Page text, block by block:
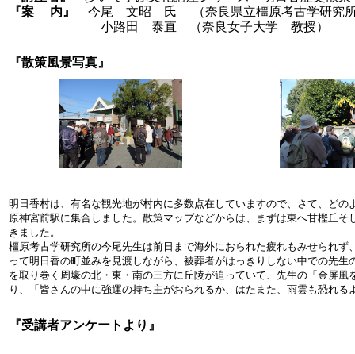
『案 内』
今尾 文昭 氏 （奈良県立橿原考古学研究
小路田 泰直 （奈良女子大学 教授）
『散策風景写真』
明日香村は、有名な観光地が村内に多数点在していますので、さて、ど
原神宮前駅に集合しました。散策マップなどからは、まずは東へ甘樫丘
きました。
橿原考古学研究所の今尾先生は前日まで海外におられた疲れもみせられ
って明日香の町並みを見渡しながら、被葬者がはっきりしない中での先
を取り巻く周壕の北・東・南の三方に丘陵が迫っていて、先生の「金屏
り、「皆さんの中に強運の持ち主がおられるか、はたまた、雨雲も恐れ
『受講者アンケートより』